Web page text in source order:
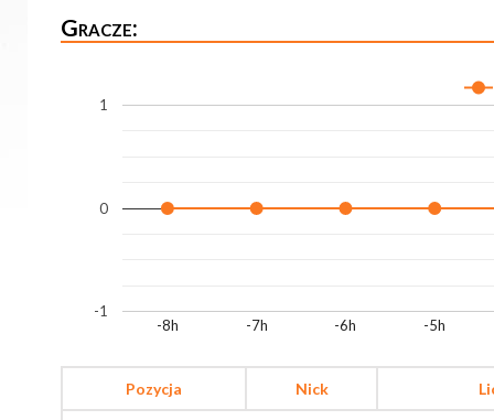
Gracze:
-8h -7h -6h -5h
-1
0
1
Pozycja Nick